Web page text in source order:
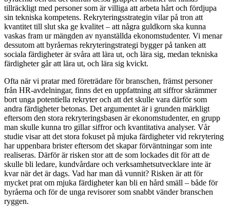
tillräckligt med personer som är villiga att arbeta hårt och fördjupa
sin tekniska kompetens. Rekryteringsstrategin vilar på tron att
kvantitet till slut ska ge kvalitet – att några guldkorn ska kunna
vaskas fram ur mängden av nyanställda ekonomstudenter. Vi menar
dessutom att byråernas rekryteringstrategi bygger på tanken att
sociala färdigheter är svåra att lära ut, och lära sig, medan tekniska
färdigheter går att lära ut, och lära sig kvickt.
Ofta när vi pratar med företrädare för branschen, främst personer
från HR-avdelningar, finns det en uppfattning att siffror skrämmer
bort unga potentiella rekryter och att det skulle vara därför som
andra färdigheter betonas. Det argumentet är i grunden märkligt
eftersom den stora rekryteringsbasen är ekonomstudenter, en grupp
man skulle kunna tro gillar siffror och kvantitativa analyser. Vår
studie visar att det stora fokuset på mjuka färdigheter vid rekrytering
har uppenbara brister eftersom det skapar förväntningar som inte
realiseras. Därför är risken stor att de som lockades dit för att de
skulle bli ledare, kundvårdare och verksamhetsutvecklare inte är
kvar när det är dags. Vad har man då vunnit? Risken är att för
mycket prat om mjuka färdigheter kan bli en hård smäll – både för
byråerna och för de unga revisorer som snabbt vänder branschen
ryggen.